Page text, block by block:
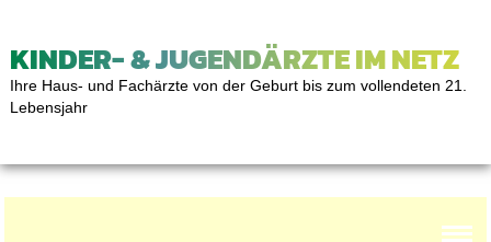
KINDER- & JUGENDÄRZTE IM NETZ
Ihre Haus- und Fachärzte von der Geburt bis zum vollendeten 21.
Lebensjahr